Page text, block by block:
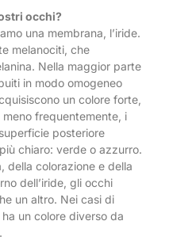
occhi?
una membrana, l’iride.
melanociti, che
Nella maggior parte
in modo omogeneo
un colore forte,
frequentemente, i
posteriore
chiaro: verde o azzurro.
della colorazione e della
dell’iride, gli occhi
un altro. Nei casi di
un colore diverso da